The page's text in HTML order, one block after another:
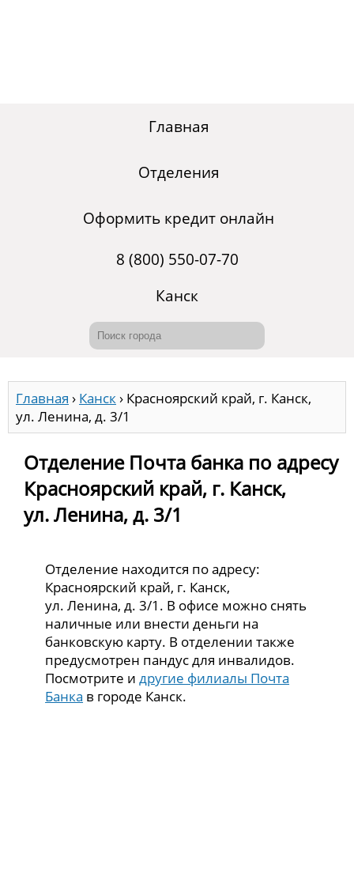
Главная
Отделения
Оформить кредит онлайн
8 (800) 550-07-70
Канск
Главная › Канск› Красноярский край, г. Канск,
ул. Ленина, д. 3/1
Отделение Почта банка по адресу
Красноярский край, г. Канск,
ул. Ленина, д. 3/1
Отделение находится по адресу:
Красноярский край, г. Канск,
ул. Ленина, д. 3/1. В офисе можно снять
наличные или внести деньги на
банковскую карту. В отделении также
предусмотрен пандус для инвалидов.
Посмотрите идругие филиалы Почта
Банка в городе Канск.